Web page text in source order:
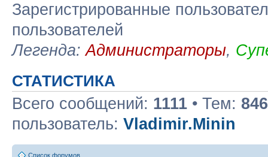
Зарегистрированные
пользователей
Легенда:Администраторы,
СТАТИСТИКА
Всего сообщений: 1111 • Тем: 846
пользователь: Vladimir.Minin
Список форумов